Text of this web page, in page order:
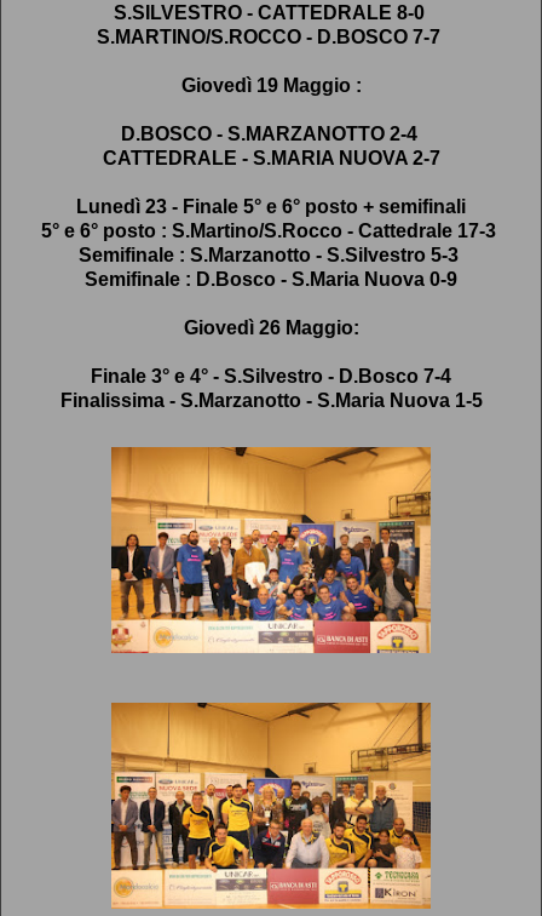
S.SILVESTRO - CATTEDRALE 8-0
S.MARTINO/S.ROCCO - D.BOSCO 7-7
Giovedì 19 Maggio :
D.BOSCO - S.MARZANOTTO 2-4
CATTEDRALE - S.MARIA NUOVA 2-7
Lunedì 23 - Finale 5° e 6° posto + semifinali
5° e 6° posto : S.Martino/S.Rocco - Cattedrale 17-3
Semifinale : S.Marzanotto - S.Silvestro 5-3
Semifinale : D.Bosco - S.Maria Nuova 0-9
Giovedì 26 Maggio:
Finale 3° e 4° - S.Silvestro - D.Bosco 7-4
Finalissima - S.Marzanotto - S.Maria Nuova 1-5